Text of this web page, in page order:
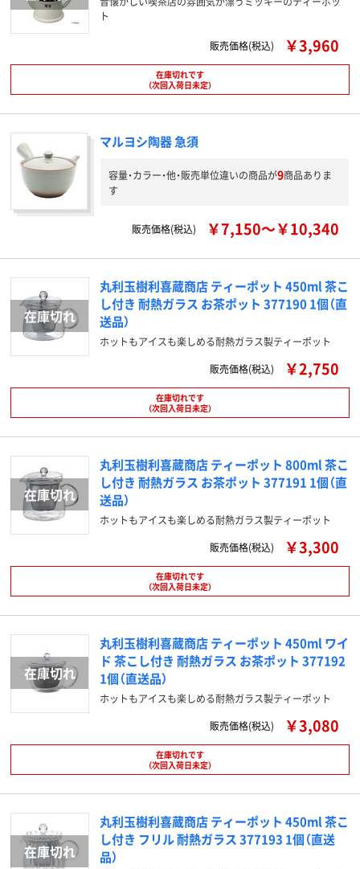
ト
販売価格(税込) ￥3,960
在庫切れです
（次回入荷日未定）
マルヨシ陶器 急須
容量・カラー・他・販売単位違いの商品が9商品ありま
す
販売価格(税込) ￥7,150～￥10,340
丸利玉樹利喜蔵商店 ティーポット 450ml 茶こ
し付き 耐熱ガラス お茶ポット 377190 1個（直
送品）
ホットもアイスも楽しめる耐熱ガラス製ティーポット
販売価格(税込)
￥2,750
在庫切れです
（次回入荷日未定）
丸利玉樹利喜蔵商店 ティーポット 800ml 茶こ
し付き 耐熱ガラス お茶ポット 377191 1個（直
送品）
ホットもアイスも楽しめる耐熱ガラス製ティーポット
販売価格(税込)
￥3,300
在庫切れです
（次回入荷日未定）
丸利玉樹利喜蔵商店 ティーポット 450ml ワイ
ド 茶こし付き 耐熱ガラス お茶ポット 377192
1個（直送品）
ホットもアイスも楽しめる耐熱ガラス製ティーポット
販売価格(税込)
￥3,080
在庫切れです
（次回入荷日未定）
丸利玉樹利喜蔵商店 ティーポット 450ml 茶こ
し付き フリル 耐熱ガラス 377193 1個（直送
品）